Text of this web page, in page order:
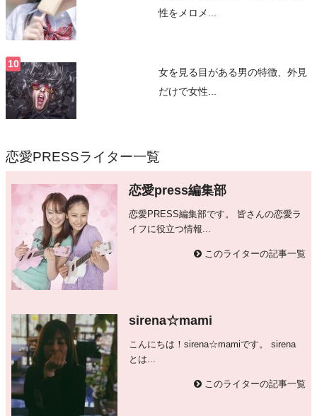
性をメロメ...
女を見る目がある男の特徴、外見
だけで女性...
恋愛PRESSライター一覧
恋愛press編集部
恋愛PRESS編集部です。 皆さんの恋愛ラ
イフに役立つ情報...
このライターの記事一覧
sirena☆mami
こんにちは！sirena☆mamiです。 sirena
とは...
このライターの記事一覧